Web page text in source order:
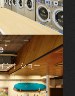
ン］ショー